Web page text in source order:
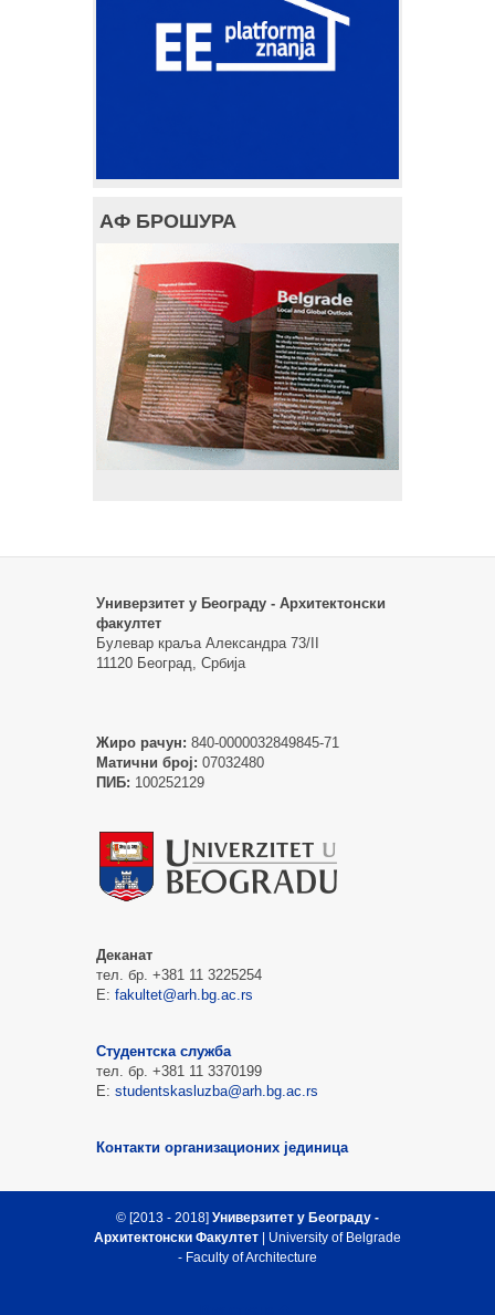
АФ БРОШУРА
Универзитет у Београду - Архитектонски
факултет
Булевар краља Александра 73/II
11120 Београд, Србија
Жиро рачун: 840-0000032849845-71
Матични број: 07032480
ПИБ: 100252129
Деканат
тел. бр. +381 11 3225254
Е: fakultet@arh.bg.ac.rs
Студентска служба
тел. бр. +381 11 3370199
Е: studentskasluzba@arh.bg.ac.rs
Контакти организационих јединица
© [2013 - 2018] Универзитет у Београду -
Архитектонски Факултет | University of Belgrade
- Faculty of Architecture